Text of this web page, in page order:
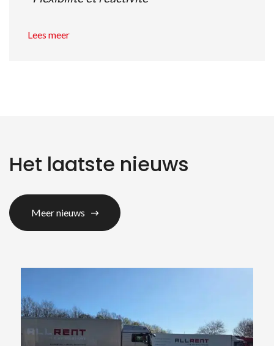
Lees meer
Het laatste nieuws
Meer nieuws